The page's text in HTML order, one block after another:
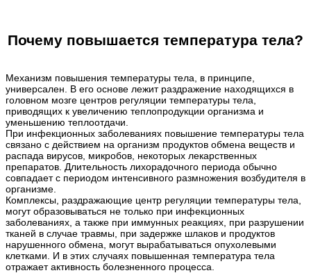
Почему повышается температура тела?
Механизм повышения температуры тела, в принципе,
универсален. В его основе лежит раздражение находящихся в
головном мозге центров регуляции температуры тела,
приводящих к увеличению теплопродукции организма и
уменьшению теплоотдачи.
При инфекционных заболеваниях повышение температуры тела
связано с действием на организм продуктов обмена веществ и
распада вирусов, микробов, некоторых лекарственных
препаратов. Длительность лихорадочного периода обычно
совпадает с периодом интенсивного размножения возбудителя в
организме.
Комплексы, раздражающие центр регуляции температуры тела,
могут образовываться не только при инфекционных
заболеваниях, а также при иммунных реакциях, при разрушении
тканей в случае травмы, при задержке шлаков и продуктов
нарушенного обмена, могут вырабатываться опухолевыми
клетками. И в этих случаях повышенная температура тела
отражает активность болезненного процесса.